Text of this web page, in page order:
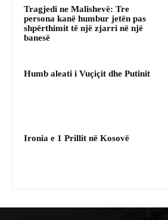
Tragjedi ne Malishevë: Tre
persona kanë humbur jetën pas
shpërthimit të një zjarri në një
banesë
Humb aleati i Vuçiçit dhe Putinit
Ironia e 1 Prillit në Kosovë